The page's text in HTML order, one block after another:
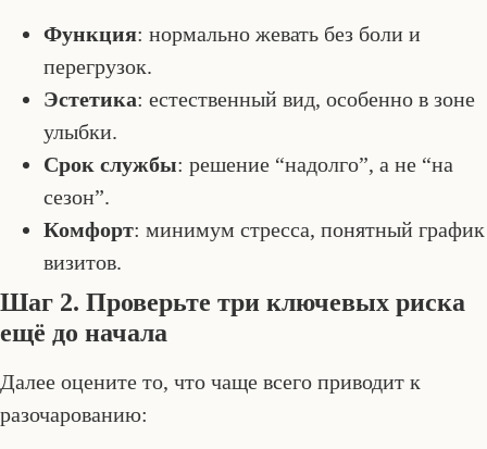
Функция: нормально жевать без боли и
перегрузок.
Эстетика: естественный вид, особенно в зоне
улыбки.
Срок службы: решение “надолго”, а не “на
сезон”.
Комфорт: минимум стресса, понятный график
визитов.
Шаг 2. Проверьте три ключевых риска
ещё до начала
Далее оцените то, что чаще всего приводит к
разочарованию: